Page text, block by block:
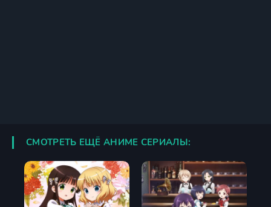
СМОТРЕТЬ ЕЩЁ АНИМЕ СЕРИАЛЫ: